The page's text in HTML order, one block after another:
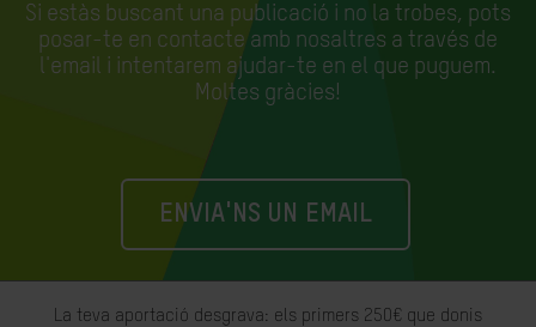
Si estàs buscant una publicació i no la trobes, pots
posar-te en contacte amb nosaltres a través de
l'email i intentarem ajudar-te en el que puguem.
Moltes gràcies!
ENVIA'NS UN EMAIL
La teva aportació desgrava: els primers 250€ que donis